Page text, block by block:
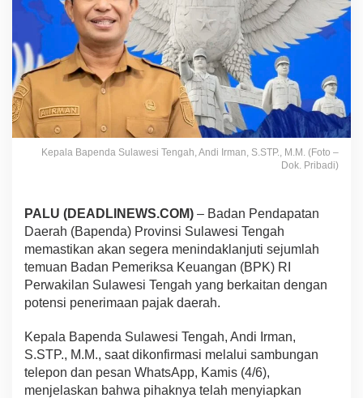
Kepala Bapenda Sulawesi Tengah, Andi Irman, S.STP., M.M. (Foto –
Dok. Pribadi)
PALU (DEADLINEWS.COM) – Badan Pendapatan
Daerah (Bapenda) Provinsi Sulawesi Tengah
memastikan akan segera menindaklanjuti sejumlah
temuan Badan Pemeriksa Keuangan (BPK) RI
Perwakilan Sulawesi Tengah yang berkaitan dengan
potensi penerimaan pajak daerah.
Kepala Bapenda Sulawesi Tengah, Andi Irman,
S.STP., M.M., saat dikonfirmasi melalui sambungan
telepon dan pesan WhatsApp, Kamis (4/6),
menjelaskan bahwa pihaknya telah menyiapkan